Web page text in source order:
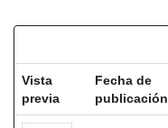
Vista
previa
Fecha de
publicación